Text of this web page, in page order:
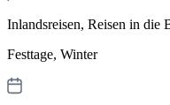
Inlandsreisen, Reisen in die
Festtage, Winter